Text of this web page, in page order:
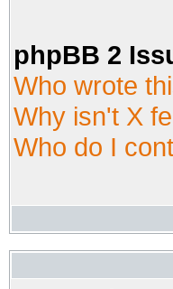
phpBB 2
Who wrote
Why isn't X
Who do I